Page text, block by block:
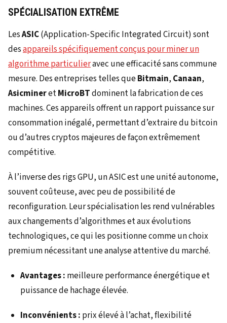
SPÉCIALISATION EXTRÊME
LesASIC(Application-Specific Integrated Circuit) sont
desappareils spécifiquement conçus pour miner un
algorithme particulieravec une efficacité sans commune
mesure. Des entreprises telles queBitmain, Canaan,
AsicmineretMicroBTdominent la fabrication de ces
machines. Ces appareils offrent un rapport puissance sur
consommation inégalé, permettant d’extraire du bitcoin
ou d’autres cryptos majeures de façon extrêmement
compétitive.
À l’inverse des rigs GPU, un ASIC est une unité autonome,
souvent coûteuse, avec peu de possibilité de
reconfiguration. Leur spécialisation les rend vulnérables
aux changements d’algorithmes et aux évolutions
technologiques, ce qui les positionne comme un choix
premium nécessitant une analyse attentive du marché.
Avantages : meilleure performance énergétique et
puissance de hachage élevée.
Inconvénients : prix élevé à l’achat, flexibilité